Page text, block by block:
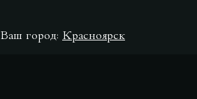
Ваш город: Красноярск